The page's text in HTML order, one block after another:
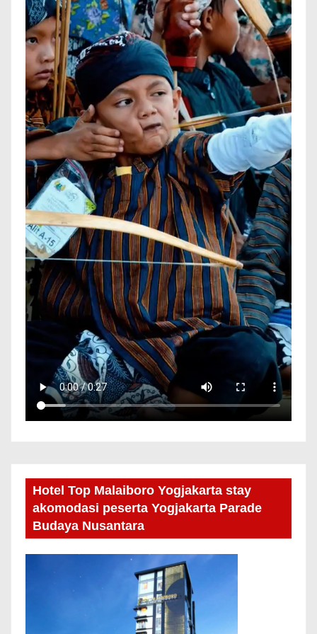
Hotel Top Malaiboro Yogjakarta stay
akomodasi peserta Yogjakarta Parade
Budaya Nusantara